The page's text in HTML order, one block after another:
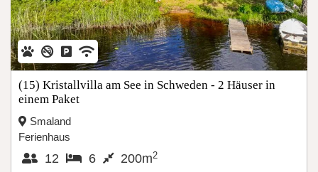
(15) Kristallvilla am See in Schweden - 2 Häuser in
einem Paket
Smaland
Ferienhaus
12 6 200m2